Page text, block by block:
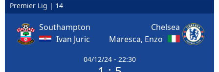
Premier Lig | 14
Southampton
Ivan Juric
04/12/24 - 22:30
Chelsea
Maresca, Enzo